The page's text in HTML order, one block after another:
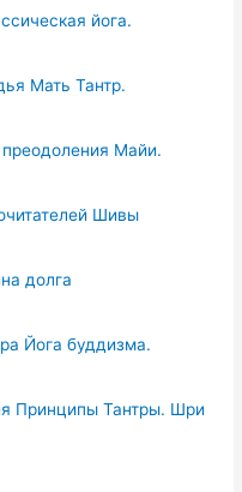
йога.
Мать Тантр.
Майи.
Шивы
долга
Йога буддизма.
Принципы Тантры. Шри